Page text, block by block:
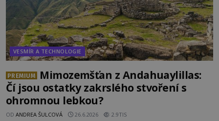
VESMÍR A TECHNOLOGIE
PREMIUM
Mimozemšťan z Andahuaylillas:
Čí jsou ostatky zakrslého stvoření s
ohromnou lebkou?
OD ANDREA ŠULCOVÁ 26.6.2026 2.9TIS